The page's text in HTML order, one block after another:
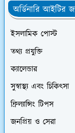
অর্ডিনারি আইটির
ইসলামিক পোস্ট
তথ্য প্রযুক্তি
ক্যালেন্ডার
সুস্বাস্থ্য এবং চিকিৎসা
ফ্রিল্যান্সিং টিপস
জনপ্রিয় ও সেরা